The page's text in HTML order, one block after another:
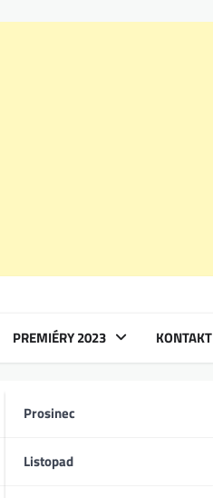
PREMIÉRY 2023
Prosinec
Listopad
KONTAKT
(04/2024)